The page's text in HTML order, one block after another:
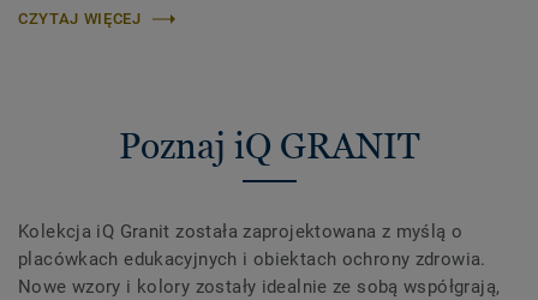
CZYTAJ WIĘCEJ
Poznaj iQ GRANIT
Kolekcja iQ Granit została zaprojektowana z myślą o
placówkach edukacyjnych i obiektach ochrony zdrowia.
Nowe wzory i kolory zostały idealnie ze sobą współgrają,